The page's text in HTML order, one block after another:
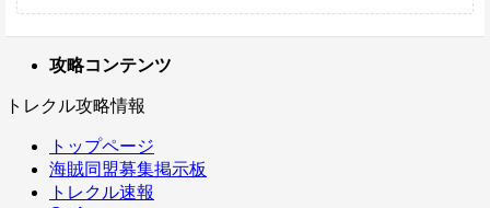
攻略コンテンツ
トレクル攻略情報
トップページ
海賊同盟募集掲示板
トレクル速報